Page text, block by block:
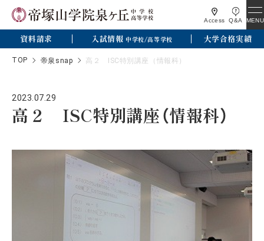
Access Q&A MENU
資料請求 入試情報 中学校/高等学校 大学合格実績
TOP 帝泉snap 高２ ISC特別講座（情報科）
2023.07.29
高２ ISC特別講座（情報科）